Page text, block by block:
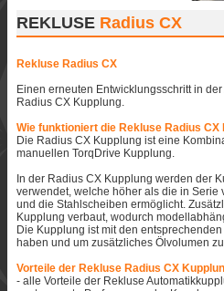
REKLUSE Radius CX
Rekluse Radius CX
Einen erneuten Entwicklungsschritt in
Radius CX Kupplung.
Wie funktioniert die Rekluse Radius CX
Die Radius CX Kupplung ist eine
manuellen TorqDrive Kupplung.
In der Radius CX Kupplung werden der
verwendet, welche höher als die in
und die Stahlscheiben ermöglicht.
Kupplung verbaut, wodurch
Die Kupplung ist mit den
haben und um zusätzliches Ölvolumen
Vorteile der Rekluse Radius CX
- alle Vorteile der Rekluse